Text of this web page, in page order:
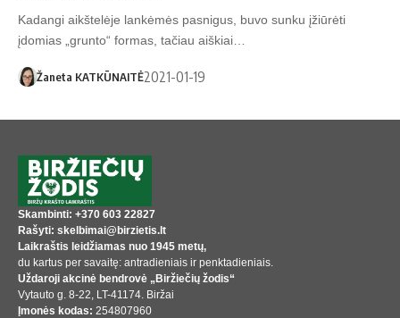
Kadangi aikštelėje lankėmės pasnigus, buvo sunku įžiūrėti
įdomias „grunto“ formas, tačiau aiškiai…
Žaneta KATKŪNAITĖ2021-01-19
Skambinti: +370 603 22827
Rašyti: skelbimai@birzietis.lt
Laikraštis leidžiamas nuo 1945 metų,
du kartus per savaitę: antradieniais ir penktadieniais.
Uždaroji akcinė bendrovė „Biržiečių žodis“
Vytauto g. 8-22, LT-41174. Biržai
Įmonės kodas: 254807960